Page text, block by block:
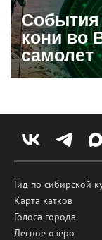
События
кони во
самолет
Гид по сибирской
Карта катков
Голоса города
Лесное озеро